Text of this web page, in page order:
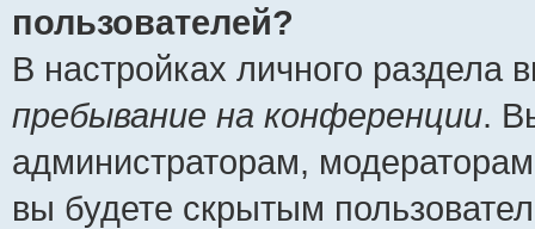
пользователей?
В настройках личного
пребывание на конференции.
администраторам,
вы будете скрытым